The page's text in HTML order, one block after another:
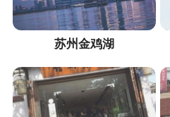
苏州金鸡湖